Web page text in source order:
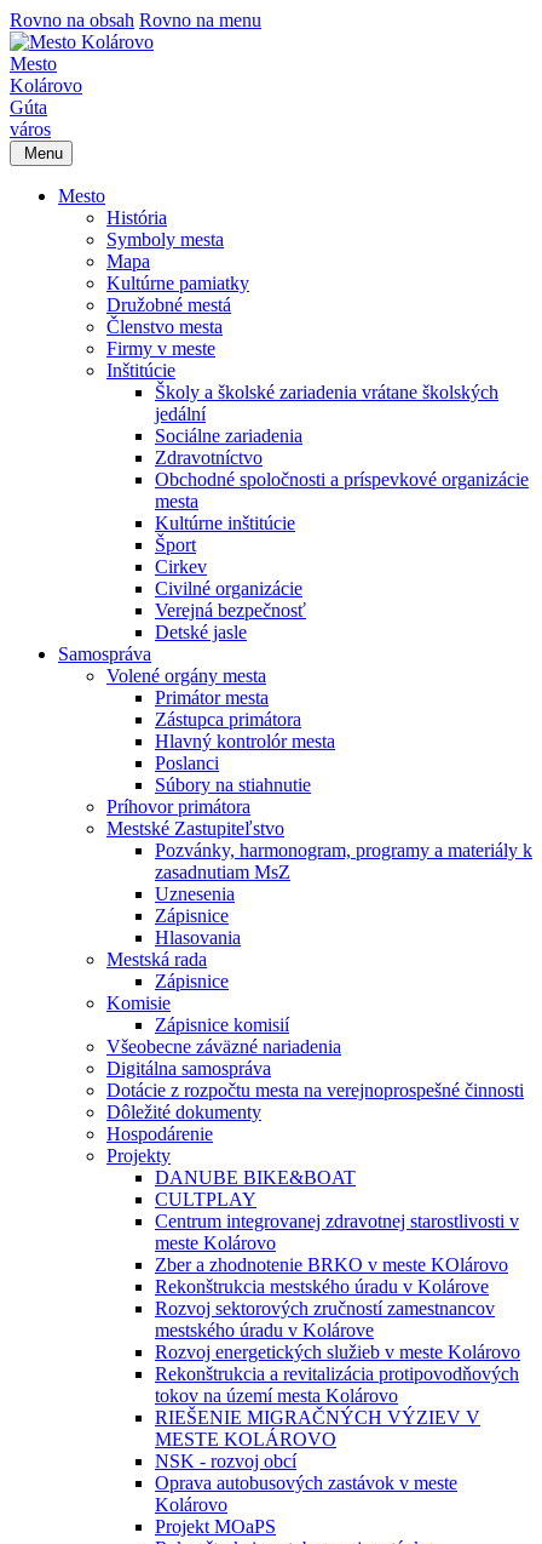
Rovno na obsah Rovno na menu
Mesto
Kolárovo
Gúta
város
Menu
Mesto
História
Symboly mesta
Mapa
Kultúrne pamiatky
Družobné mestá
Členstvo mesta
Firmy v meste
Inštitúcie
Školy a školské zariadenia vrátane školských
jedální
Sociálne zariadenia
Zdravotníctvo
Obchodné spoločnosti a príspevkové organizácie
mesta
Kultúrne inštitúcie
Šport
Cirkev
Civilné organizácie
Verejná bezpečnosť
Detské jasle
Samospráva
Volené orgány mesta
Primátor mesta
Zástupca primátora
Hlavný kontrolór mesta
Poslanci
Súbory na stiahnutie
Príhovor primátora
Mestské Zastupiteľstvo
Pozvánky, harmonogram, programy a materiály k
zasadnutiam MsZ
Uznesenia
Zápisnice
Hlasovania
Mestská rada
Zápisnice
Komisie
Zápisnice komisií
Všeobecne záväzné nariadenia
Digitálna samospráva
Dotácie z rozpočtu mesta na verejnoprospešné činnosti
Dôležité dokumenty
Hospodárenie
Projekty
DANUBE BIKE&BOAT
CULTPLAY
Centrum integrovanej zdravotnej starostlivosti v
meste Kolárovo
Zber a zhodnotenie BRKO v meste KOlárovo
Rekonštrukcia mestského úradu v Kolárove
Rozvoj sektorových zručností zamestnancov
mestského úradu v Kolárove
Rozvoj energetických služieb v meste Kolárovo
Rekonštrukcia a revitalizácia protipovodňových
tokov na území mesta Kolárovo
RIEŠENIE MIGRAČNÝCH VÝZIEV V
MESTE KOLÁROVO
NSK - rozvoj obcí
Oprava autobusových zastávok v meste
Kolárovo
Projekt MOaPS